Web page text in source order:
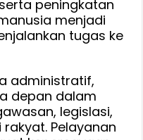
peningkatan
menjadi
tugas ke
administratif,
depan dalam
legislasi,
Pelayanan